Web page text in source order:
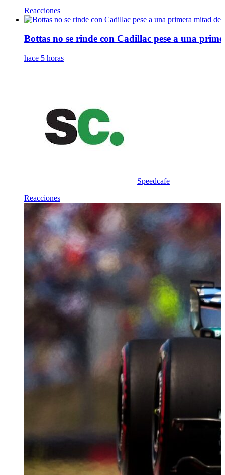
Reacciones
Bottas no se rinde con Cadillac pese a una
hace 5 horas
Speedcafe
Reacciones